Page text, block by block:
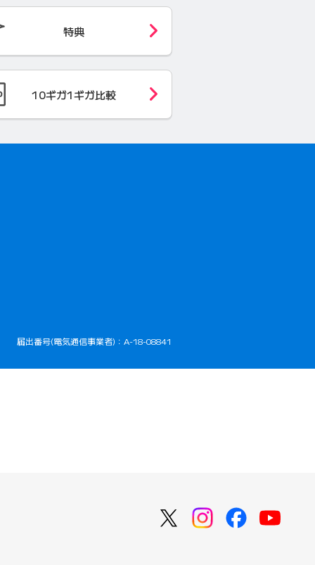
特典
10ギガ1ギガ比較
きます）
届出番号(電気通信事業者)：A-18-08841